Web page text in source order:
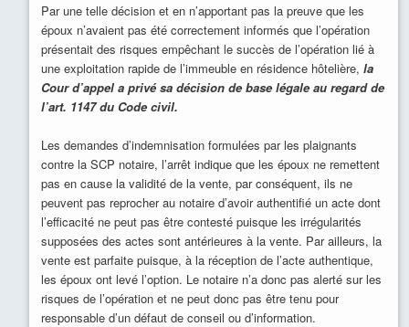
Par une telle décision et en n’apportant pas la preuve que les
époux n’avaient pas été correctement informés que l’opération
présentait des risques empêchant le succès de l’opération lié à
une exploitation rapide de l’immeuble en résidence hôtelière, la
Cour d’appel a privé sa décision de base légale au regard de
l’art. 1147 du Code civil.
Les demandes d’indemnisation formulées par les plaignants
contre la SCP notaire, l’arrêt indique que les époux ne remettent
pas en cause la validité de la vente, par conséquent, ils ne
peuvent pas reprocher au notaire d’avoir authentifié un acte dont
l’efficacité ne peut pas être contesté puisque les irrégularités
supposées des actes sont antérieures à la vente. Par ailleurs, la
vente est parfaite puisque, à la réception de l’acte authentique,
les époux ont levé l’option. Le notaire n’a donc pas alerté sur les
risques de l’opération et ne peut donc pas être tenu pour
responsable d’un défaut de conseil ou d’information.